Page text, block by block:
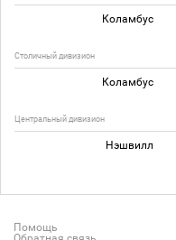
Коламбус
Столичный дивизион
Коламбус
Центральный дивизион
Нэшвилл
Помощь